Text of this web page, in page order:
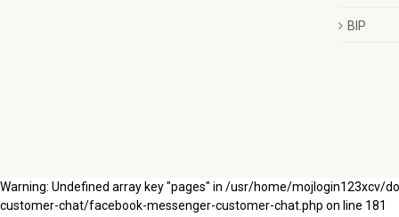
BIP
Warning: Undefined array key "pages" in /usr/home/
customer-chat/facebook-messenger-customer-chat.php on line 181